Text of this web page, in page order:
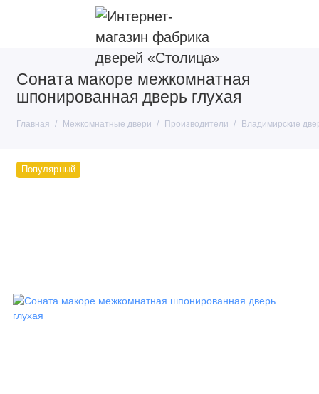
Соната макоре межкомнатная
шпонированная дверь глухая
Главная Межкомнатные двери Производители Владимирские
Покрытие
Тип конструкции
Популярный